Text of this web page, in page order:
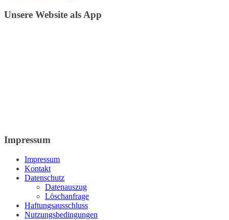
Unsere Website als App
Impressum
Impressum
Kontakt
Datenschutz
Datenauszug
Löschanfrage
Haftungsausschluss
Nutzungsbedingungen